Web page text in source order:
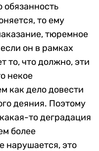
обязанность
то ему
тюремное
он в рамках
то, что должно, эти
некое
как дело довести
деяния. Поэтому
то деградация
более
нарушается, это